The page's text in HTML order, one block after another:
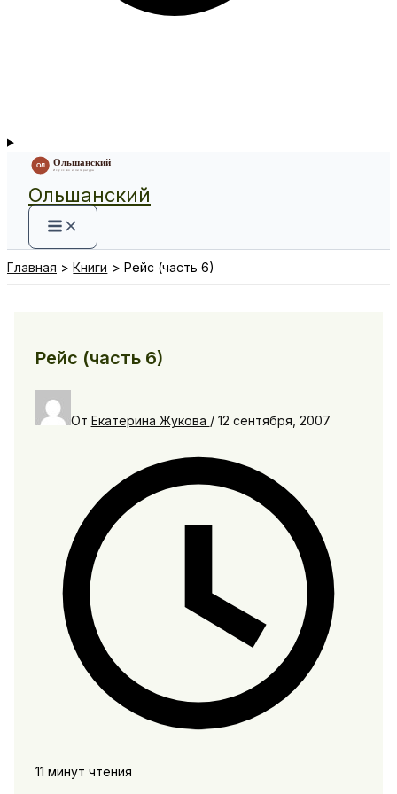
Ольшанский
Главная Книги Рейс (часть 6)
Рейс (часть 6)
От Екатерина Жукова / 12 сентября, 2007
11 минут чтения